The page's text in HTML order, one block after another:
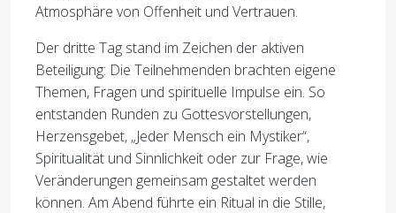
Atmosphäre von Offenheit und Vertrauen.
Der dritte Tag stand im Zeichen der aktiven
Beteiligung: Die Teilnehmenden brachten eigene
Themen, Fragen und spirituelle Impulse ein. So
entstanden Runden zu Gottesvorstellungen,
Herzensgebet, „Jeder Mensch ein Mystiker“,
Spiritualität und Sinnlichkeit oder zur Frage, wie
Veränderungen gemeinsam gestaltet werden
können. Am Abend führte ein Ritual in die Stille,